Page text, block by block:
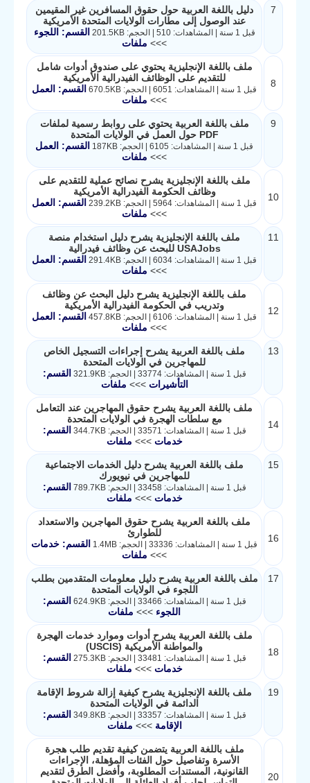
7
دليل باللغة العربية حول حقوق المسافرين غير المقيمين
عند الوصول إلى مطارات الولايات المتحدة الأمريكية
قبل 1 سنة | المشاهدات: 510 | الحجم: 201.5KB
القسم: اللجوء
>>> ملفات
8
ملف باللغة الإنجليزية يحتوي على صندوق أدوات شامل
للتقديم على الوظائف الفيدرالية الأمريكية
قبل 1 سنة | المشاهدات: 6051 | الحجم: 670.5KB
القسم: العمل
>>> ملفات
9
ملف باللغة العربية يحتوي على روابط رسمية لملفات
PDF حول العمل في الولايات المتحدة
قبل 1 سنة | المشاهدات: 6105 | الحجم: 187KB
القسم: العمل
>>> ملفات
10
ملف باللغة الإنجليزية يشرح نصائح عملية للتقديم على
وظائف الحكومة الفيدرالية الأمريكية
قبل 1 سنة | المشاهدات: 5964 | الحجم: 239.2KB
القسم: العمل
>>> ملفات
11
ملف باللغة الإنجليزية يشرح دليل استخدام منصة
USAJobs للبحث عن وظائف فيدرالية
قبل 1 سنة | المشاهدات: 6034 | الحجم: 291.4KB
القسم: العمل
>>> ملفات
12
ملف باللغة الإنجليزية يشرح دليل البحث عن وظائف
وتدريب في الحكومة الفيدرالية الأمريكية
قبل 1 سنة | المشاهدات: 6106 | الحجم: 457.8KB
القسم: العمل
>>> ملفات
13
ملف باللغة العربية يشرح إجراءات التسجيل الخاص
للمهاجرين في الولايات المتحدة
قبل 1 سنة | المشاهدات: 33774 | الحجم: 321.9KB
القسم:
التأشيرات>>> ملفات
14
ملف باللغة العربية يشرح حقوق المهاجرين عند التعامل
مع سلطات الهجرة في الولايات المتحدة
قبل 1 سنة | المشاهدات: 33571 | الحجم: 344.7KB
القسم:
خدمات>>> ملفات
15
ملف باللغة العربية يشرح دليل الخدمات الاجتماعية
للمهاجرين في نيويورك
قبل 1 سنة | المشاهدات: 33458 | الحجم: 789.7KB
القسم:
خدمات>>> ملفات
16
ملف باللغة العربية يشرح حقوق المهاجرين والاستعداد
للطوارئ
قبل 1 سنة | المشاهدات: 33336 | الحجم: 1.4MB
القسم: خدمات
>>> ملفات
17
ملف باللغة العربية يشرح دليل معلومات المتقدمين بطلب
اللجوء في الولايات المتحدة
قبل 1 سنة | المشاهدات: 33466 | الحجم: 624.9KB
القسم:
اللجوء >>> ملفات
18
ملف باللغة العربية يشرح أدوات وموارد خدمات الهجرة
والمواطنة الأمريكية (USCIS)
قبل 1 سنة | المشاهدات: 33481 | الحجم: 275.3KB
القسم:
خدمات>>> ملفات
19
ملف باللغة الإنجليزية يشرح كيفية إزالة شروط الإقامة
الدائمة في الولايات المتحدة
قبل 1 سنة | المشاهدات: 33357 | الحجم: 349.8KB
القسم:
الإقامة>>> ملفات
20
ملف باللغة العربية يتضمن كيفية تقديم طلب هجرة
الأسرة وتفاصيل حول الفئات المؤهلة، الإجراءات
القانونية، المستندات المطلوبة، وأفضل الطرق لتقديم